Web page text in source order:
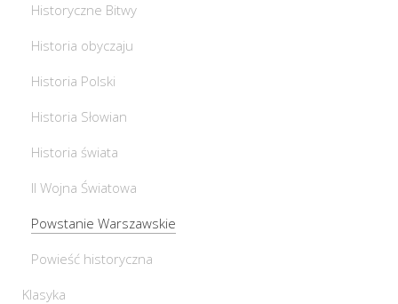
Historyczne Bitwy
Historia obyczaju
Historia Polski
Historia Słowian
Historia świata
II Wojna Światowa
Powstanie Warszawskie
Powieść historyczna
Klasyka